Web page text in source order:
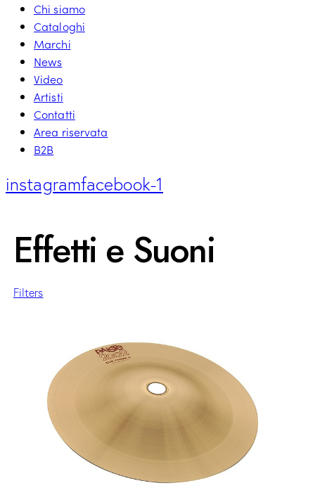
Chi siamo
Cataloghi
Marchi
News
Video
Artisti
Contatti
Area riservata
B2B
instagramfacebook-1
Effetti e Suoni
Filters